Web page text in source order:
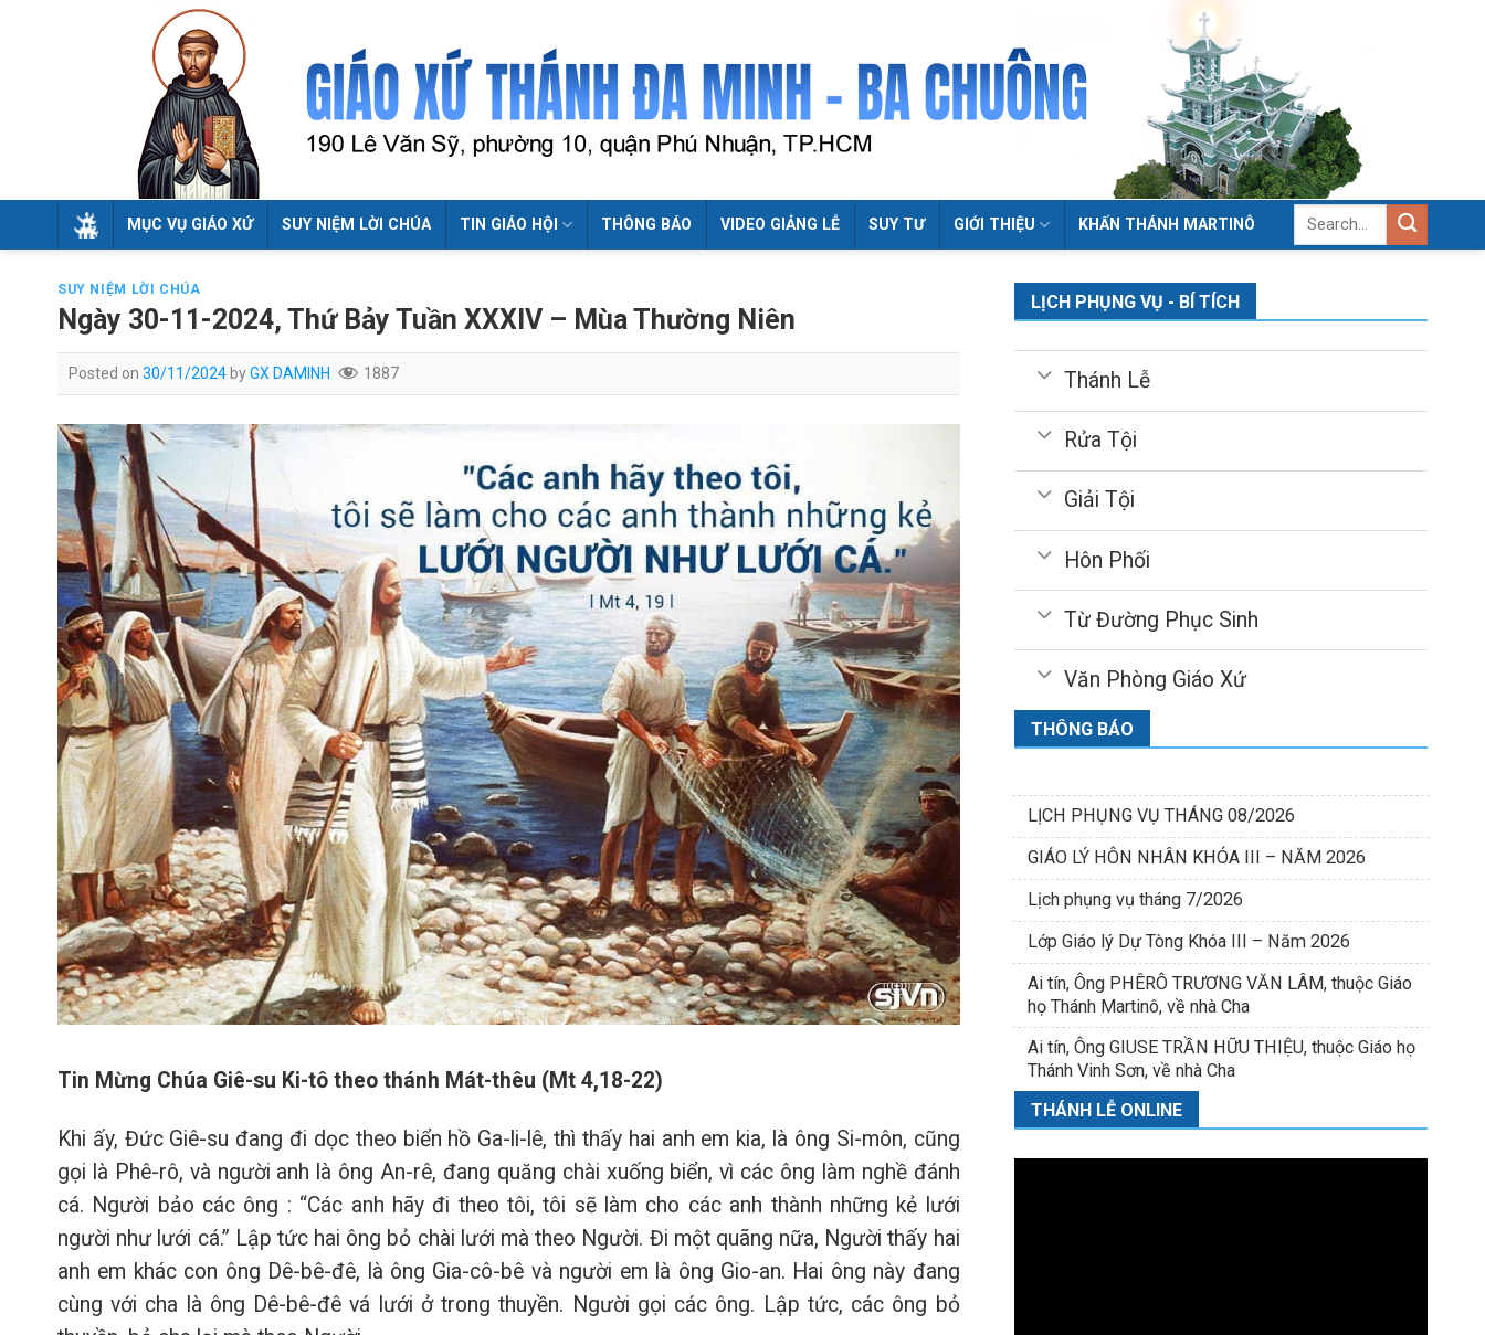
MỤC VỤ GIÁO XỨ SUY NIỆM LỜI CHÚA TIN GIÁO HỘI THÔNG BÁO VIDEO GIẢNG LỄ SUY TƯ GIỚI THIỆU KHẤN THÁNH MARTINÔ
SUY NIỆM LỜI CHÚA
Ngày 30-11-2024, Thứ Bảy Tuần XXXIV – Mùa Thường Niên
Posted on 30/11/2024 byGX DAMINH 1887
Tin Mừng Chúa Giê-su Ki-tô theo thánh Mát-thêu (Mt 4,18-22)
Khi ấy, Đức Giê-su đang đi dọc theo biển hồ Ga-li-lê, thì thấy hai anh em kia, là ông Si-môn, cũng
gọi là Phê-rô, và người anh là ông An-rê, đang quăng chài xuống biển, vì các ông làm nghề đánh
cá. Người bảo các ông : “Các anh hãy đi theo tôi, tôi sẽ làm cho các anh thành những kẻ lưới
người như lưới cá.” Lập tức hai ông bỏ chài lưới mà theo Người. Đi một quãng nữa, Người thấy hai
anh em khác con ông Dê-bê-đê, là ông Gia-cô-bê và người em là ông Gio-an. Hai ông này đang
cùng với cha là ông Dê-bê-đê vá lưới ở trong thuyền. Người gọi các ông. Lập tức, các ông bỏ
LỊCH PHỤNG VỤ - BÍ TÍCH
Thánh Lễ
Rửa Tội
Giải Tội
Hôn Phối
Từ Đường Phục Sinh
Văn Phòng Giáo Xứ
THÔNG BÁO
LỊCH PHỤNG VỤ THÁNG 08/2026
GIÁO LÝ HÔN NHÂN KHÓA III – NĂM 2026
Lịch phụng vụ tháng 7/2026
Lớp Giáo lý Dự Tòng Khóa III – Năm 2026
Ai tín, Ông PHÊRÔ TRƯƠNG VĂN LÂM, thuộc Giáo
họ Thánh Martinô, về nhà Cha
Ai tín, Ông GIUSE TRẦN HỮU THIỆU, thuộc Giáo họ
Thánh Vinh Sơn, về nhà Cha
THÁNH LỄ ONLINE